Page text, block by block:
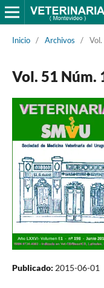
Inicio / Archivos /
Vol. 51 Núm.
Publicado: 2015-06-01